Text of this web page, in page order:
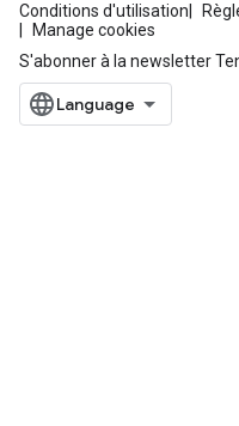
Conditions d'utilisation
Manage cookies
S'abonner à la newsletter